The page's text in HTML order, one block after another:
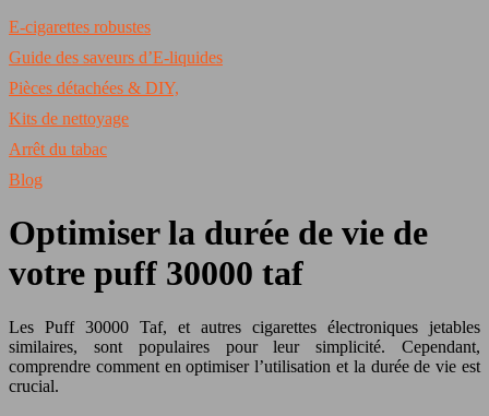
E-cigarettes robustes
Guide des saveurs d’E-liquides
Pièces détachées & DIY,
Kits de nettoyage
Arrêt du tabac
Blog
Optimiser la durée de vie de
votre puff 30000 taf
Les Puff 30000 Taf, et autres cigarettes électroniques jetables
similaires, sont populaires pour leur simplicité. Cependant,
comprendre comment en optimiser l’utilisation et la durée de vie est
crucial.